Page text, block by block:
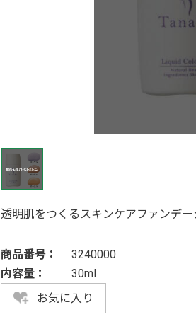
透明肌をつくるスキンケアファンデー
商品番号：
3240000
内容量：
30ml
お気に入り